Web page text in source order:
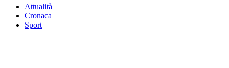
Attualità
Cronaca
Sport